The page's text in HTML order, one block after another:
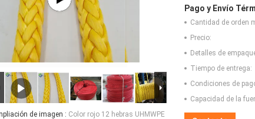
de imagen : Color rojo 12 hebras UHMWPE
Pago y Envío
Cantidad de orden
Precio:
Detalles de
Tiempo de entrega:
Condiciones de
Capacidad de la